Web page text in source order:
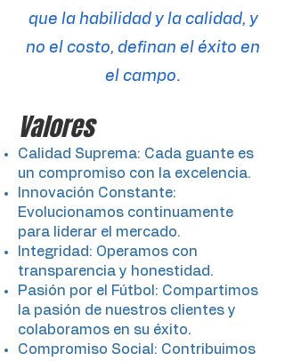
que la habilidad y la calidad, y
no el costo, definan el éxito en
el campo.
Valores
Calidad Suprema: Cada guante es
un compromiso con la excelencia.
Innovación Constante:
Evolucionamos continuamente
para liderar el mercado.
Integridad: Operamos con
transparencia y honestidad.
Pasión por el Fútbol: Compartimos
la pasión de nuestros clientes y
colaboramos en su éxito.
Compromiso Social: Contribuimos